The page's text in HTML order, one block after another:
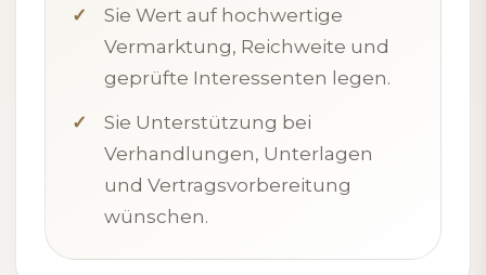
Sie Wert auf hochwertige
Vermarktung, Reichweite und
geprüfte Interessenten legen.
Sie Unterstützung bei
Verhandlungen, Unterlagen
und Vertragsvorbereitung
wünschen.